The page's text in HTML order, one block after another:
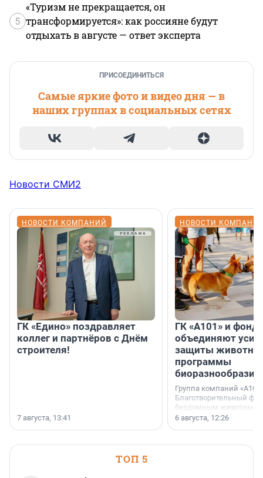
5
«Туризм не прекращается, он
трансформируется»: как россияне будут
отдыхать в августе — ответ эксперта
ПРИСОЕДИНИТЬСЯ
Самые яркие фото и видео дня — в
наших группах в социальных сетях
Новости СМИ2
НОВОСТИ КОМПАНИЙ
ГК «Едино» поздравляет
коллег и партнёров с Днём
строителя!
7 августа, 13:41
НОВОСТИ
ГК «А101» и фонд
объединяют
защиты
программы
биоразнообразия
Группа компаний
Благотворительный
бездомным животным
заключили соглашение
6 августа, 12:26
ТОП 5